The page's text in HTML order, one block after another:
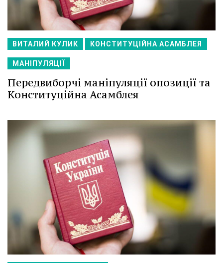
ВИТАЛИЙ КУЛИК КОНСТИТУЦІЙНА АСАМБЛЕЯ
МАНІПУЛЯЦІЇ
Передвиборчі маніпуляції опозиції та
Конституційна Асамблея